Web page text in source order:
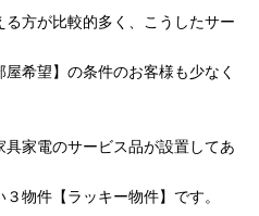
る方が比較的多く、こうしたサー
希望】の条件のお客様も少なく
家電のサービス品が設置してあ
物件【ラッキー物件】です。